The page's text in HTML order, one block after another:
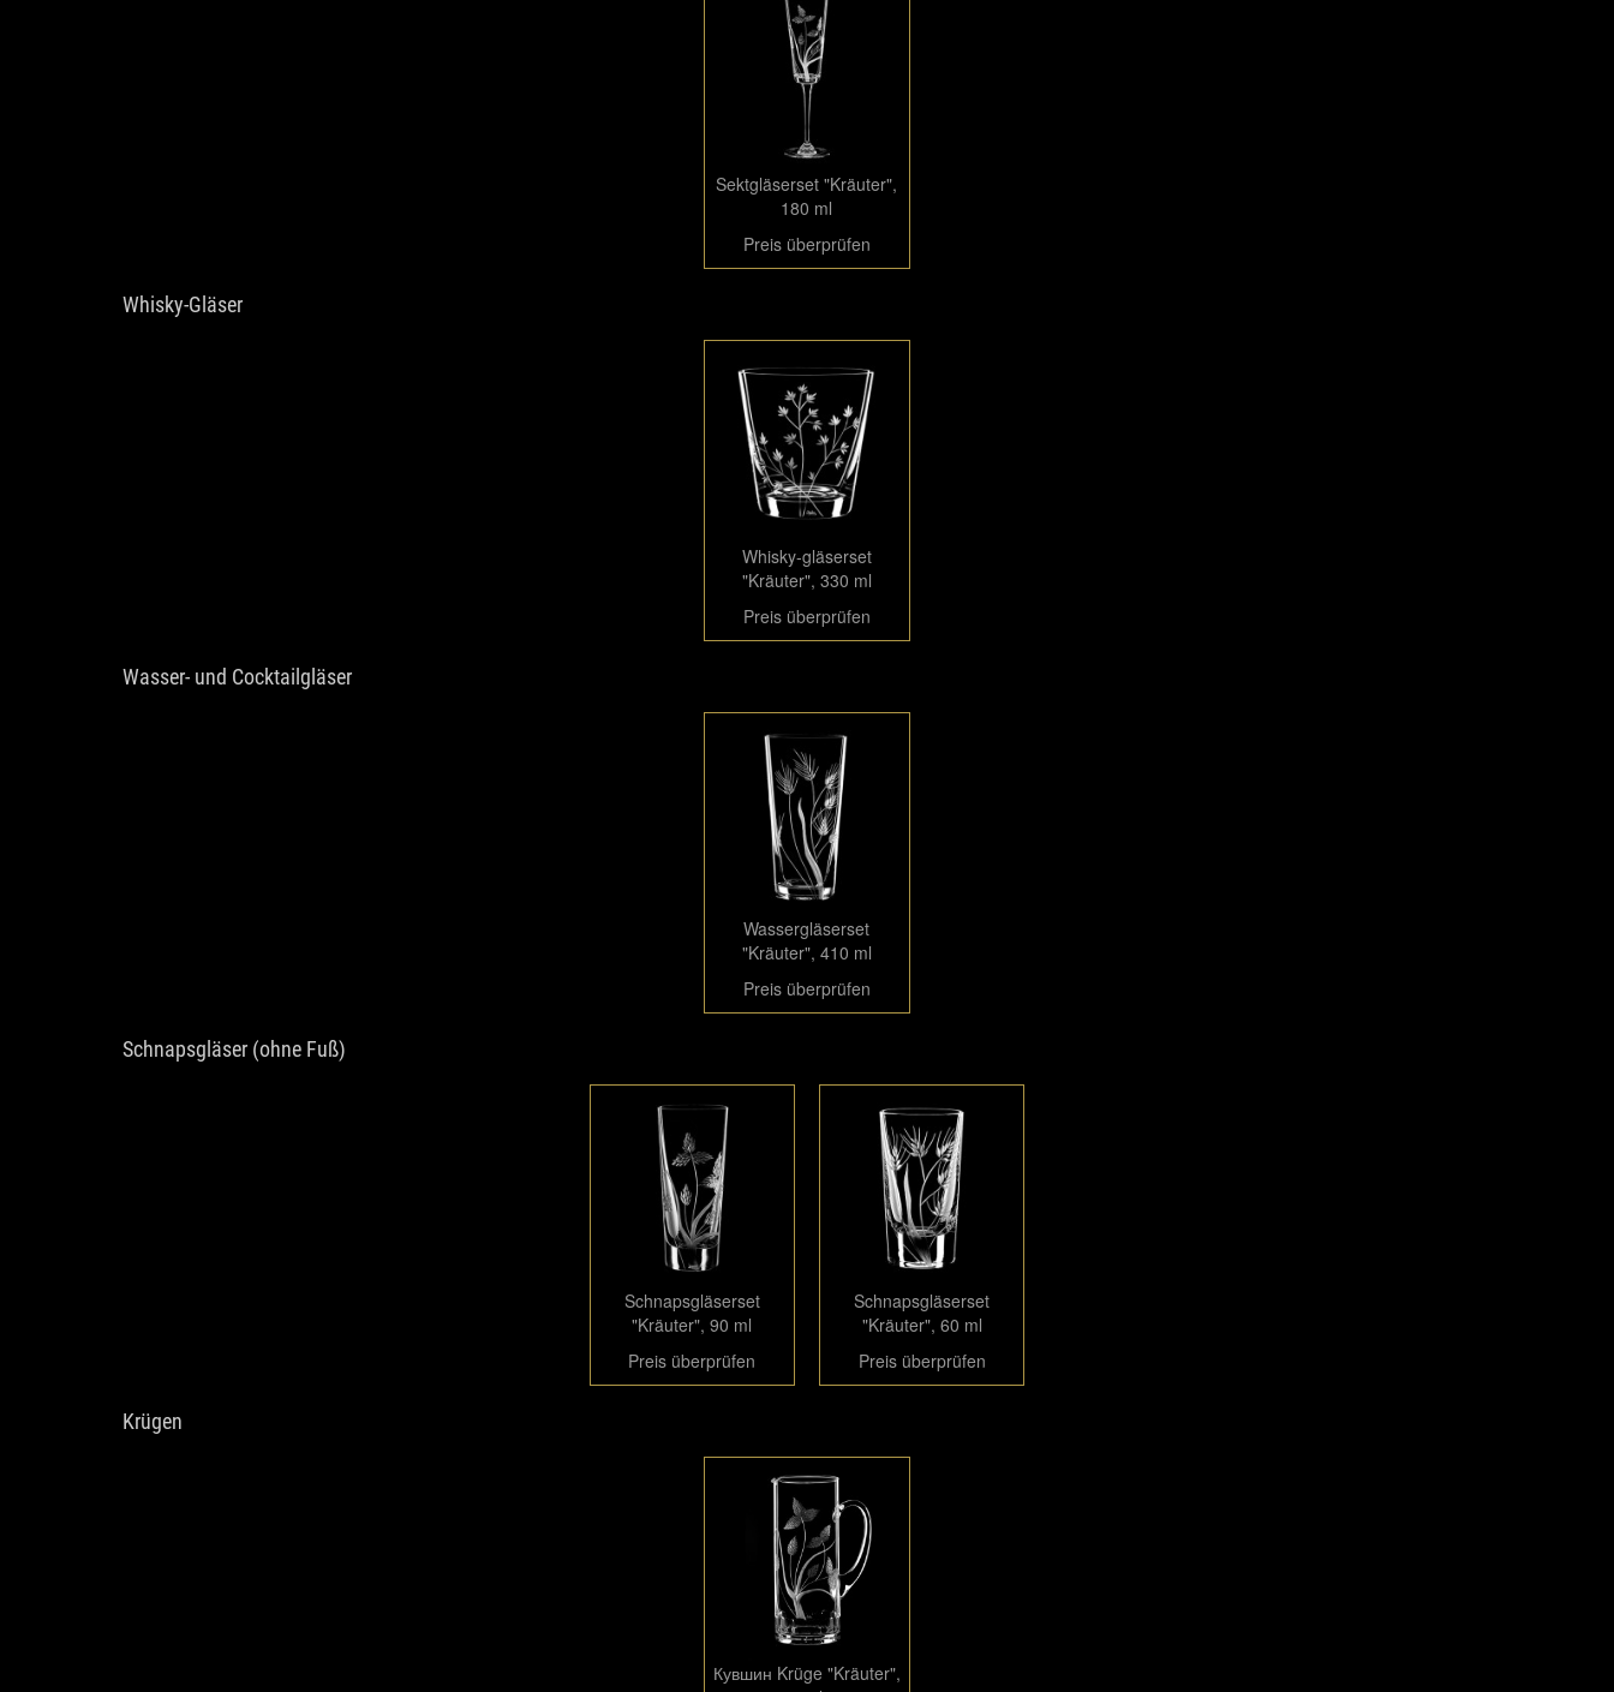
Sektgläserset "Kräuter",
180 ml
Preis überprüfen
Whisky-Gläser
Whisky-gläserset
"Kräuter", 330 ml
Preis überprüfen
Wasser- und Cocktailgläser
Wassergläserset
"Kräuter", 410 ml
Preis überprüfen
Schnapsgläser (ohne Fuß)
Schnapsgläserset
"Kräuter", 90 ml
Preis überprüfen
Schnapsgläserset
"Kräuter", 60 ml
Preis überprüfen
Krügen
Кувшин Krüge "Kräuter",